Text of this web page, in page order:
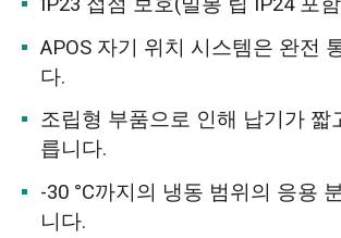
APOS 자기 위치 시스템은 완전
다.
조립형 부품으로 인해 납기가 짧
릅니다.
-30 °C까지의 냉동 범위의 응용
니다.